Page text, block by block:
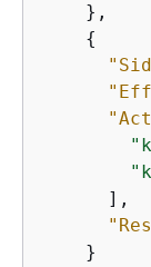
    },
{
      ],
    }